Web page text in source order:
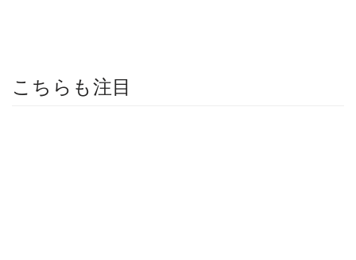
こちらも注目